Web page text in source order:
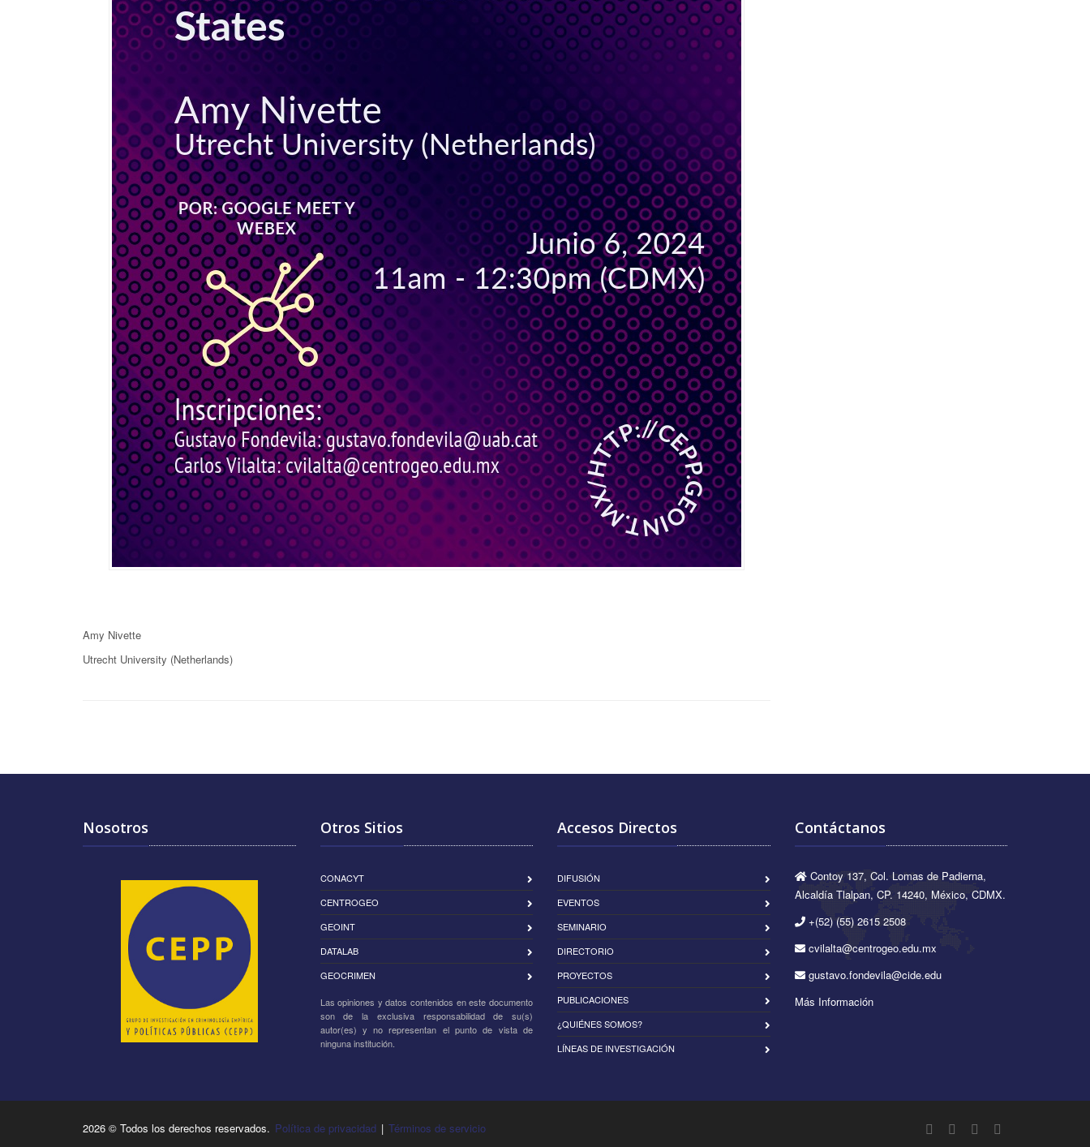
Amy Nivette
Utrecht University (Netherlands)
Nosotros Otros Sitios
CONACYT
CENTROGEO
GEOINT
DATALAB
GEOCRIMEN
Las opiniones y datos contenidos en este documento
son de la exclusiva responsabilidad de su(s)
autor(es) y no representan el punto de vista de
ninguna institución.
Accesos Directos
DIFUSIÓN
EVENTOS
SEMINARIO
DIRECTORIO
PROYECTOS
PUBLICACIONES
¿QUIÉNES SOMOS?
LÍNEAS DE INVESTIGACIÓN
Contáctanos
Contoy 137, Col. Lomas de Padierna,
Alcaldía Tlalpan, CP. 14240, México, CDMX.
+(52) (55) 2615 2508
cvilalta@centrogeo.edu.mx
gustavo.fondevila@cide.edu
Más Información
2026 © Todos los derechos reservados. Política de privacidad | Términos de servicio